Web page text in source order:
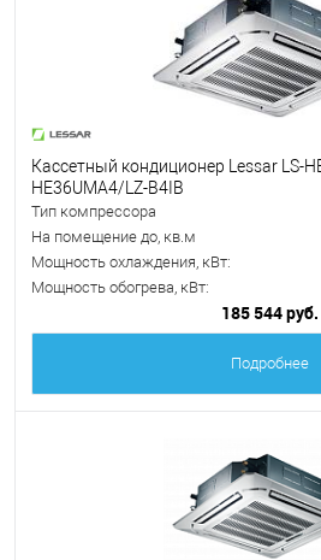
Кассетный кондиционер Lessar LS-
HE36UMA4/LZ-B4IB
Тип компрессора
На помещение до, кв.м
Мощность охлаждения, кВт:
Мощность обогрева, кВт:
185 544 руб.
Подробнее